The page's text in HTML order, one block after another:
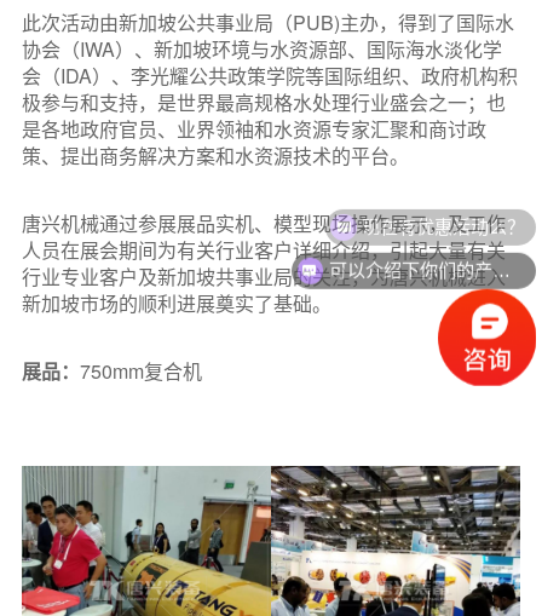
聚焦唐兴
关于唐兴
联系我们
此次活动由新加坡公共事业局（PUB)主办，得到了国际水
协会（IWA）、新加坡环境与水资源部、国际海水淡化学
会（IDA）、李光耀公共政策学院等国际组织、政府机构积
极参与和支持，是世界最高规格水处理行业盛会之一；也
是各地政府官员、业界领袖和水资源专家汇聚和商讨政
策、提出商务解决方案和水资源技术的平台。
唐兴机械通过参展展品实机、模型现场操作展示，及工作
人员在展会期间为有关行业客户详细介绍，引起大量有关
行业专业客户及新加坡共事业局的关注，为唐兴机械进入
新加坡市场的顺利进展奠实了基础。
展品： 750mm复合机
可以介绍下你们的产品么？
现在有优惠活动么？